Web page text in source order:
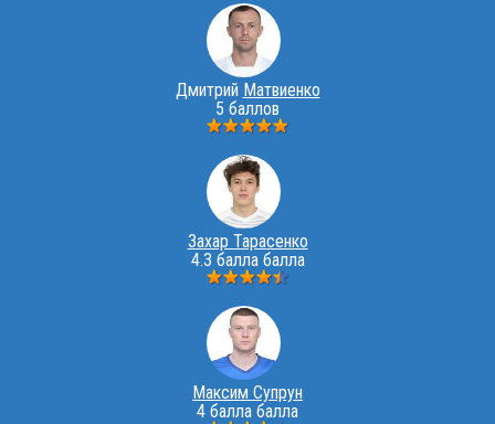
Дмитрий Матвиенко
5 баллов
Захар Тарасенко
4.3 балла балла
Максим Супрун
4 балла балла